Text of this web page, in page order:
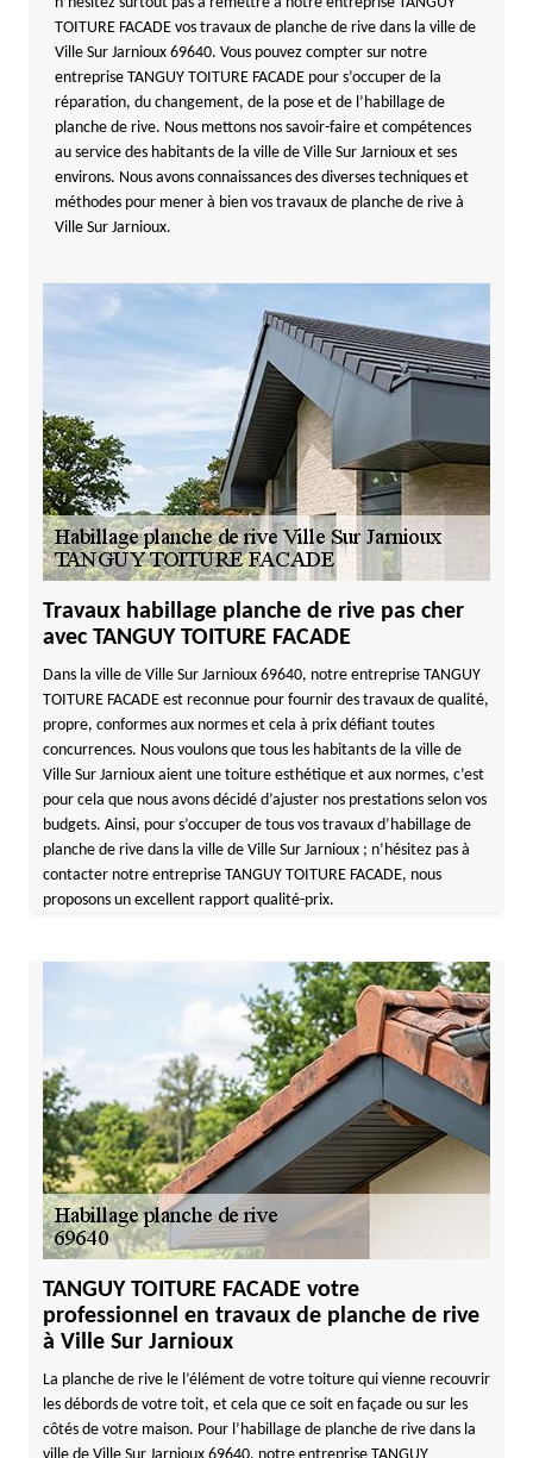
TOITURE FACADE vos travaux de planche de rive dans la ville de
Ville Sur Jarnioux 69640. Vous pouvez compter sur notre
entreprise TANGUY TOITURE FACADE pour s’occuper de la
réparation, du changement, de la pose et de l’habillage de
planche de rive. Nous mettons nos savoir-faire et compétences
au service des habitants de la ville de Ville Sur Jarnioux et ses
environs. Nous avons connaissances des diverses techniques et
méthodes pour mener à bien vos travaux de planche de rive à
Ville Sur Jarnioux.
Travaux habillage planche de rive pas cher
avec TANGUY TOITURE FACADE
Dans la ville de Ville Sur Jarnioux 69640, notre entreprise TANGUY
TOITURE FACADE est reconnue pour fournir des travaux de qualité,
propre, conformes aux normes et cela à prix défiant toutes
concurrences. Nous voulons que tous les habitants de la ville de
Ville Sur Jarnioux aient une toiture esthétique et aux normes, c’est
pour cela que nous avons décidé d’ajuster nos prestations selon vos
budgets. Ainsi, pour s’occuper de tous vos travaux d’habillage de
planche de rive dans la ville de Ville Sur Jarnioux ; n’hésitez pas à
contacter notre entreprise TANGUY TOITURE FACADE, nous
proposons un excellent rapport qualité-prix.
TANGUY TOITURE FACADE votre
professionnel en travaux de planche de rive
à Ville Sur Jarnioux
La planche de rive le l’élément de votre toiture qui vienne recouvrir
les débords de votre toit, et cela que ce soit en façade ou sur les
côtés de votre maison. Pour l’habillage de planche de rive dans la